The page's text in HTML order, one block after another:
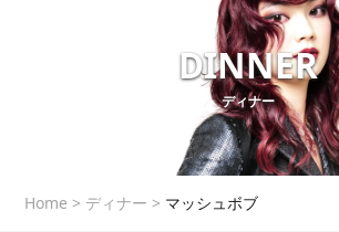
DINNER
ディナー
Home > ディナー > マッシュボブ